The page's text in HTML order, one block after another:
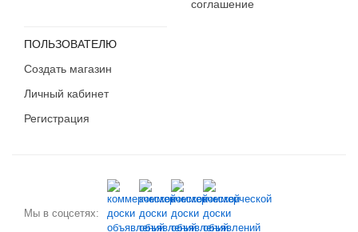
соглашение
ПОЛЬЗОВАТЕЛЮ
Создать магазин
Личный кабинет
Регистрация
Мы в соцсетях: